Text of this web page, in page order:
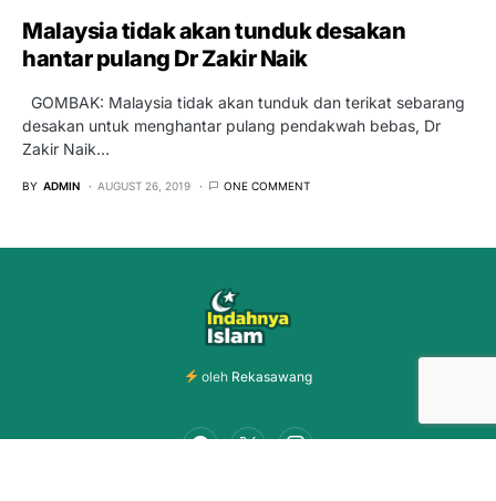
Malaysia tidak akan tunduk desakan
hantar pulang Dr Zakir Naik
GOMBAK: Malaysia tidak akan tunduk dan terikat sebarang
desakan untuk menghantar pulang pendakwah bebas, Dr
Zakir Naik…
BY ADMIN AUGUST 26, 2019 ONE COMMENT
oleh Rekasawang